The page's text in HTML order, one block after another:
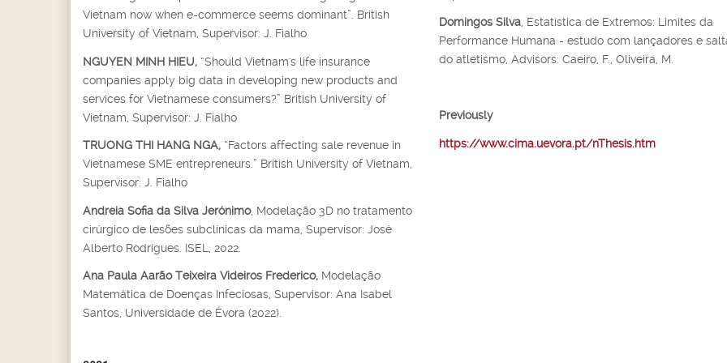
Vietnam now when e-commerce seems dominant”. British
University of Vietnam, Supervisor: J. Fialho
NGUYEN MINH HIEU, “Should Vietnam's life insurance
companies apply big data in developing new products and
services for Vietnamese consumers?” British University of
Vietnam, Supervisor: J. Fialho
TRUONG THI HANG NGA, “Factors affecting sale revenue in
Vietnamese SME entrepreneurs.” British University of Vietnam,
Supervisor: J. Fialho
Andreia Sofia da Silva Jerónimo, Modelação 3D no tratamento
cirúrgico de lesões subclínicas da mama, Supervisor: José
Alberto Rodrigues. ISEL, 2022.
Ana Paula Aarão Teixeira Videiros Frederico, Modelação
Matemática de Doenças Infeciosas, Supervisor: Ana Isabel
Santos, Universidade de Évora (2022).
Domingos Silva, Estatística de Extremos: Limites da
Performance Humana - estudo com lançadores e
do atletismo, Advisors: Caeiro, F., Oliveira, M.
Previously
https://www.cima.uevora.pt/nThesis.htm